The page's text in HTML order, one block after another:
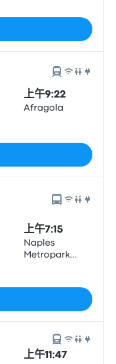
上午9:22
Afragola
上午7:15
Naples
Metropark
上午11:47